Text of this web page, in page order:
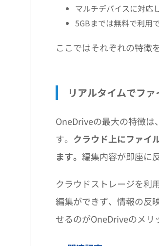
マルチデバイスに対応
5GBまでは無料で利用
ここではそれぞれの特徴
リアルタイムでフ
OneDriveの最大の特徴は
す。 クラウド上にファイ
ます。 編集内容が即座に
クラウドストレージを利
編集ができず、情報の反
せるのがOneDriveのメリ